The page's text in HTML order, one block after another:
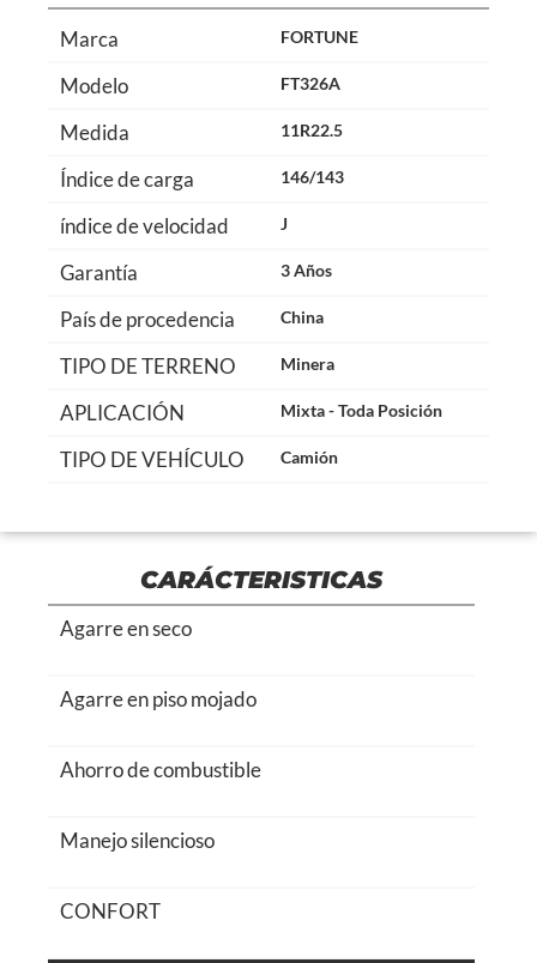
Marca FORTUNE
Modelo FT326A
Medida 11R22.5
Índice de carga 146/143
índice de velocidad J
Garantía 3 Años
País de procedencia China
TIPO DE TERRENO Minera
APLICACIÓN Mixta - Toda Posición
TIPO DE VEHÍCULO Camión
CARÁCTERISTICAS
Agarre en seco
Agarre en piso mojado
Ahorro de combustible
Manejo silencioso
CONFORT